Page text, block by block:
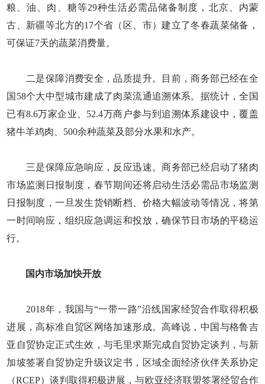
粮、油、肉、糖等29种生活必需品储备制度，北京、内蒙
古、新疆等北方的17个省（区、市）建立了冬春蔬菜储备，
可保证7天的蔬菜消费量。
二是保障消费安全，品质提升。目前，商务部已经在全
国58个大中型城市建成了肉菜流通追溯体系。据统计，全国
已有8.6万家企业、52.4万商户参与到追溯体系建设中，覆盖
猪牛羊鸡肉、500余种蔬菜及部分水果和水产。
三是保障应急响应，反应迅速。商务部已经启动了猪肉
市场监测日报制度，春节期间还将启动生活必需品市场监测
日报制度，一旦发生货销断档、价格大幅波动等情况，将第
一时间响应，组织应急调运和投放，确保节日市场的平稳运
行。
国内市场加快开放
2018年，我国与“一带一路”沿线国家经贸合作取得积极
进展，高标准自贸区网络加速形成。高峰说，中国与格鲁吉
亚自贸协定正式生效，与毛里求斯完成自贸协定谈判，与新
加坡签署自贸协定升级议定书，区域全面经济伙伴关系协定
（RCEP）谈判取得积极进展，与欧亚经济联盟签署经贸合作